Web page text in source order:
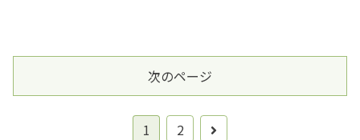
次のページ
1 2
次